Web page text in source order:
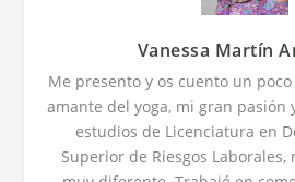
Vanessa Martín
Me presento y os cuento un
amante del yoga, mi gran pasión
estudios de Licenciatura en
Superior de Riesgos